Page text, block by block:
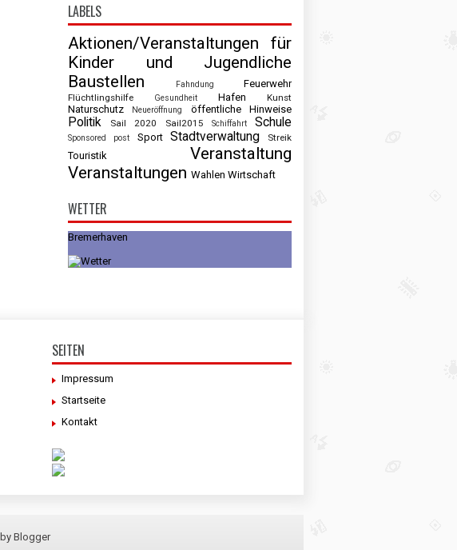
LABELS
Aktionen/Veranstaltungen für
Kinder und Jugendliche
Baustellen
Fahndung Feuerwehr
Flüchtlingshilfe Gesundheit Hafen Kunst
Naturschutz Neueröffnung öffentliche Hinweise
Politik Sail 2020 Sail2015 Schiffahrt Schule
Sponsored post Sport Stadtverwaltung Streik
Touristik
Veranstaltung
Veranstaltungen Wahlen Wirtschaft
WETTER
Bremerhaven
SEITEN
Impressum
Startseite
Kontakt
Blogger